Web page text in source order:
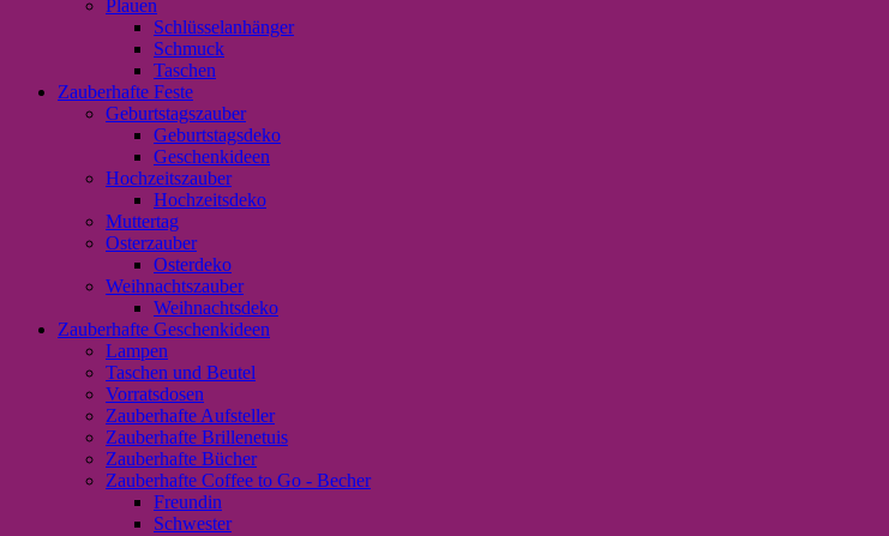
Plauen
Schlüsselanhänger
Schmuck
Taschen
Zauberhafte Feste
Geburtstagszauber
Geburtstagsdeko
Geschenkideen
Hochzeitszauber
Hochzeitsdeko
Muttertag
Osterzauber
Osterdeko
Weihnachtszauber
Weihnachtsdeko
Zauberhafte Geschenkideen
Lampen
Taschen und Beutel
Vorratsdosen
Zauberhafte Aufsteller
Zauberhafte Brillenetuis
Zauberhafte Bücher
Zauberhafte Coffee to Go - Becher
Freundin
Schwester